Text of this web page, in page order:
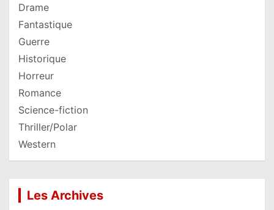
Drame
Fantastique
Guerre
Historique
Horreur
Romance
Science-fiction
Thriller/Polar
Western
Les Archives